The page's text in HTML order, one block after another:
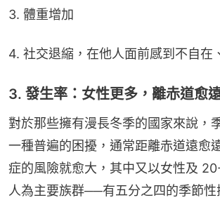
3. 體重增加
4. 社交退縮，在他人面前感到不自在
3. 發生率：女性更多，離赤道愈
對於那些擁有漫長冬季的國家來說，
一種普遍的困擾，通常距離赤道遠愈
症的風險就愈大，其中又以女性及
人為主要族群──有五分之四的季節性